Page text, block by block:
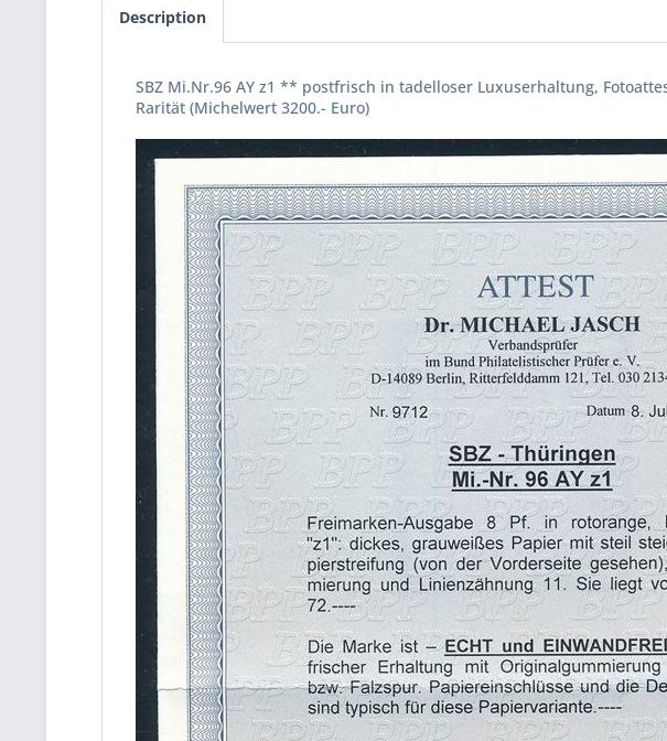
Description
SBZ Mi.Nr.96 AY z1 ** postfrisch in tadelloser Luxuserhaltung,
Rarität (Michelwert 3200.- Euro)